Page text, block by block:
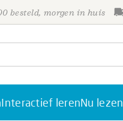
besteld, morgen in huis
Interactief lerenNu lezen